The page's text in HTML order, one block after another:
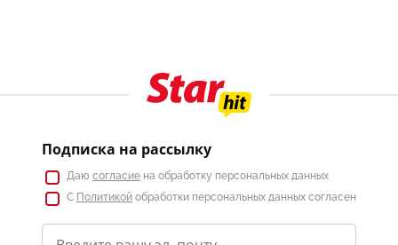
Подписка на рассылку
Даю согласие на обработку персональных данных
С Политикой обработки персональных данных согласен